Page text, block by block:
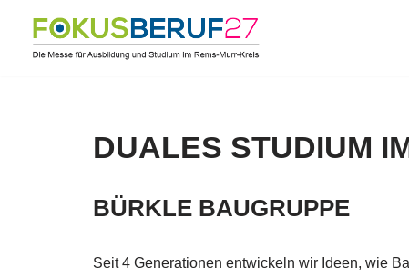
Zum
DUALES STUDIUM
BÜRKLE BAUGRUPPE
Seit 4 Generationen entwickeln wir Ideen, wie